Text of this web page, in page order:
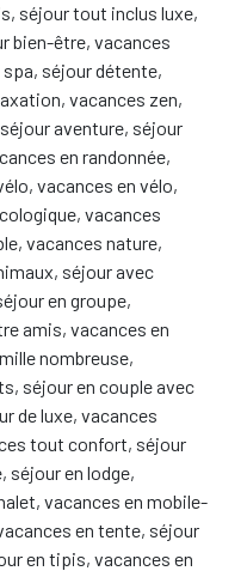
séjour tout inclus luxe,
bien-être, vacances
séjour détente,
vacances zen,
aventure, séjour
en randonnée,
vacances en vélo,
vacances
vacances nature,
séjour avec
en groupe,
amis, vacances en
nombreuse,
séjour en couple avec
de luxe, vacances
tout confort, séjour
séjour en lodge,
vacances en mobile-
en tente, séjour
en tipis, vacances en